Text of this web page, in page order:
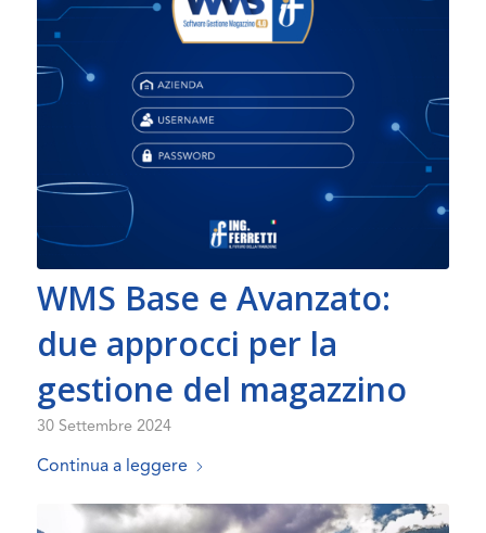
WMS Base e Avanzato:
due approcci per la
gestione del magazzino
30 Settembre 2024
Continua a leggere